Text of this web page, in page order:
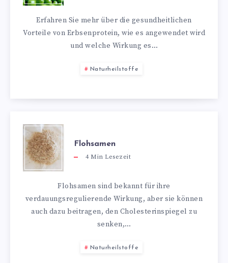
Erfahren Sie mehr über die gesundheitlichen
Vorteile von Erbsenprotein, wie es angewendet wird
und welche Wirkung es…
Naturheilstoffe
Flohsamen
4Min Lesezeit
Flohsamen sind bekannt für ihre
verdauungsregulierende Wirkung, aber sie können
auch dazu beitragen, den Cholesterinspiegel zu
senken,…
Naturheilstoffe